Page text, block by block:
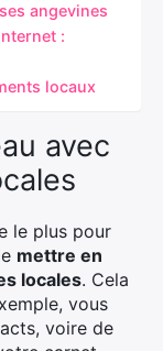
angevines
:
locaux
avec
le plus pour
mettre en
locales. Cela
vous
voire de